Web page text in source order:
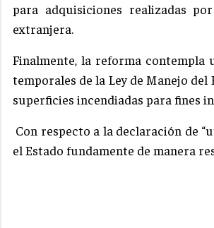
para adquisiciones realizadas
extranjera.
Finalmente, la reforma
temporales de la Ley de Manejo
superficies incendiadas para fines
Con respecto a la declaración de
el Estado fundamente de manera